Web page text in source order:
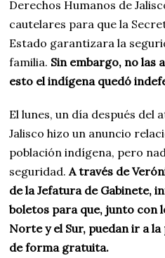
Derechos Humanos de
cautelares para que la
Estado garantizara la
familia. Sin embargo, no las
esto el indígena quedó
El lunes, un día después del
Jalisco hizo un anuncio
población indígena, pero
seguridad. A través de
de la Jefatura de Gabinete,
boletos para que, junto con
Norte y el Sur, puedan ir a la
de forma gratuita.